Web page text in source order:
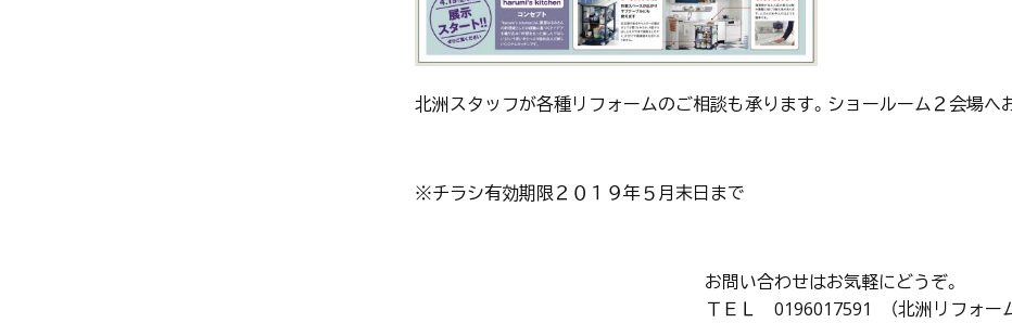
北洲スタッフが各種リフォームのご相談も承ります。ショールーム２会場へ
※チラシ有効期限２０１９年５月末日まで
お問い合わせはお気軽にどうぞ。
ＴＥＬ 0196017591 （北洲リフォー